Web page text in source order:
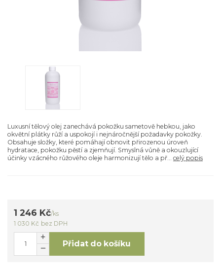
Luxusní tělový olej zanechává pokožku sametově hebkou, jako
okvětní plátky růží a uspokojí i nejnáročnější požadavky pokožky.
Obsahuje složky, které pomáhají obnovit přirozenou úroveň
hydratace, pokožku pěstí a zjemňují. Smyslná vůně a okouzlující
účinky vzácného růžového oleje harmonizují tělo a př... celý popis
1 246 Kč/ks
1 030 Kč bez DPH
Přidat do košíku